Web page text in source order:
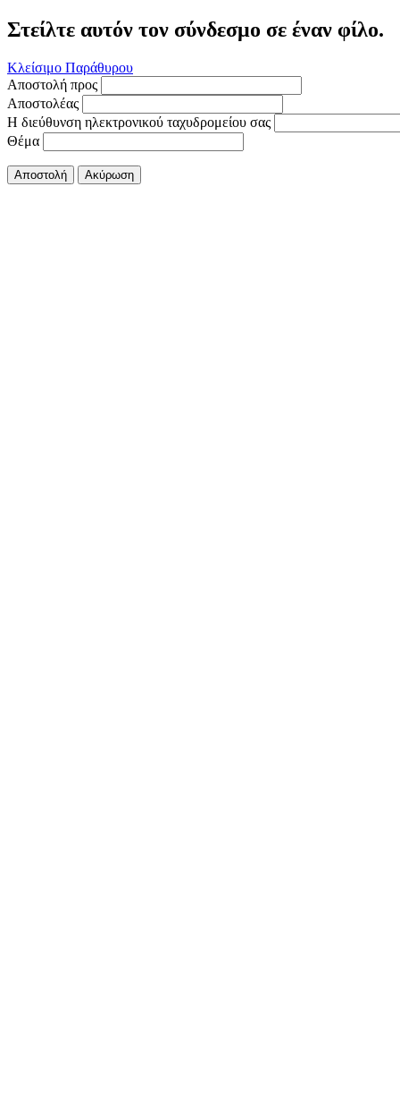
Στείλτε αυτόν τον σύνδεσμο σε έναν φίλο.
Κλείσιμο Παράθυρου
Αποστολή προς
Αποστολέας
Η διεύθυνση ηλεκτρονικού ταχυδρομείου σας
Θέμα
Αποστολή Ακύρωση